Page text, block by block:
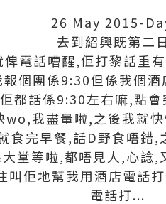
26 May 2015-
去到紹興既第二
俾電話嘈醒,佢打黎話重
個團係9:30但係我個
都話係9:30左右嘛,點
wo,我盡量啦,之後我就
食完早餐,話D野食唔錯,
堂等啦,都唔見人,心諗
叫佢地幫我用酒店電話
電話打...